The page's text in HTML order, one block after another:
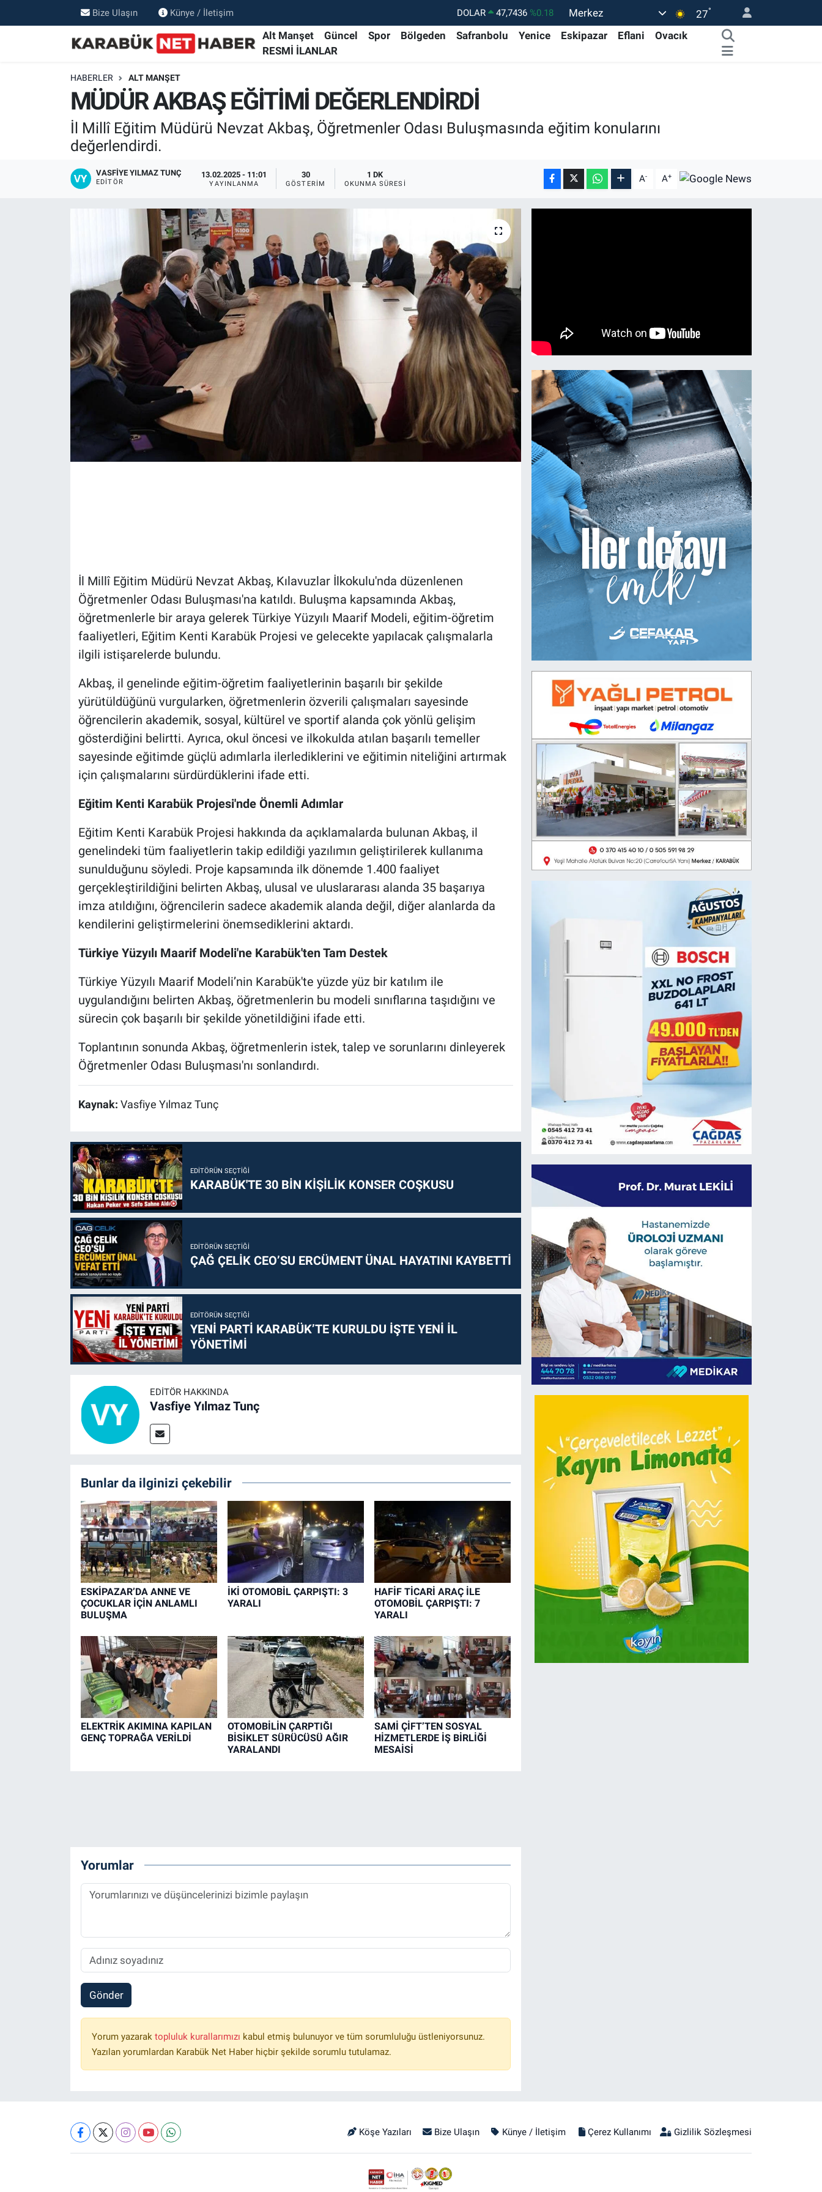
Bize Ulaşın Künye / İletişim DOLAR 47,7436 %0.18
EURO
55,2510 %0.32
BİST100
BITCOIN
64.840,97 %-0.15
Merkez 27°
Alt Manşet Güncel Spor Bölgeden Safranbolu Yenice Eskipazar Eflani
Ovacık
RESMİ İLANLAR
HABERLER ALT MANŞET
MÜDÜR AKBAŞ EĞİTİMİ DEĞERLENDİRDİ
İl Millî Eğitim Müdürü Nevzat Akbaş, Öğretmenler Odası Buluşmasında eğitim konularını
değerlendirdi.
VASFIYE YILMAZ TUNÇ
EDITÖR
13.02.2025 - 11:01
YAYINLANMA
30
GÖSTERIM
1 DK
OKUNMA SÜRESI A- A+
İl Millî Eğitim Müdürü Nevzat Akbaş, Kılavuzlar İlkokulu'nda düzenlenen
Öğretmenler Odası Buluşması'na katıldı. Buluşma kapsamında Akbaş,
öğretmenlerle bir araya gelerek Türkiye Yüzyılı Maarif Modeli, eğitim-öğretim
faaliyetleri, Eğitim Kenti Karabük Projesi ve gelecekte yapılacak çalışmalarla
ilgili istişarelerde bulundu.
Akbaş, il genelinde eğitim-öğretim faaliyetlerinin başarılı bir şekilde
yürütüldüğünü vurgularken, öğretmenlerin özverili çalışmaları sayesinde
öğrencilerin akademik, sosyal, kültürel ve sportif alanda çok yönlü gelişim
gösterdiğini belirtti. Ayrıca, okul öncesi ve ilkokulda atılan başarılı temeller
sayesinde eğitimde güçlü adımlarla ilerlediklerini ve eğitimin niteliğini artırmak
için çalışmalarını sürdürdüklerini ifade etti.
Eğitim Kenti Karabük Projesi'nde Önemli Adımlar
Eğitim Kenti Karabük Projesi hakkında da açıklamalarda bulunan Akbaş, il
genelindeki tüm faaliyetlerin takip edildiği yazılımın geliştirilerek kullanıma
sunulduğunu söyledi. Proje kapsamında ilk dönemde 1.400 faaliyet
gerçekleştirildiğini belirten Akbaş, ulusal ve uluslararası alanda 35 başarıya
imza atıldığını, öğrencilerin sadece akademik alanda değil, diğer alanlarda da
kendilerini geliştirmelerini önemsediklerini aktardı.
Türkiye Yüzyılı Maarif Modeli'ne Karabük'ten Tam Destek
Türkiye Yüzyılı Maarif Modeli’nin Karabük'te yüzde yüz bir katılım ile
uygulandığını belirten Akbaş, öğretmenlerin bu modeli sınıflarına taşıdığını ve
sürecin çok başarılı bir şekilde yönetildiğini ifade etti.
Toplantının sonunda Akbaş, öğretmenlerin istek, talep ve sorunlarını dinleyerek
Öğretmenler Odası Buluşması'nı sonlandırdı.
Kaynak: Vasfiye Yılmaz Tunç
EDITÖRÜN SEÇTIĞI
KARABÜK'TE 30 BİN KİŞİLİK KONSER COŞKUSU
EDITÖRÜN SEÇTIĞI
ÇAĞ ÇELİK CEO’SU ERCÜMENT ÜNAL HAYATINI KAYBETTİ
EDITÖRÜN SEÇTIĞI
YENİ PARTİ KARABÜK’TE KURULDU İŞTE YENİ İL
YÖNETİMİ
EDITÖR HAKKINDA
Vasfiye Yılmaz Tunç
Bunlar da ilginizi çekebilir
ESKİPAZAR’DA ANNE VE
ÇOCUKLAR İÇİN ANLAMLI
BULUŞMA
İKİ OTOMOBİL ÇARPIŞTI: 3
YARALI
HAFİF TİCARİ ARAÇ İLE
OTOMOBİL ÇARPIŞTI: 7
YARALI
ELEKTRİK AKIMINA KAPILAN
GENÇ TOPRAĞA VERİLDİ
OTOMOBİLİN ÇARPTIĞI
BİSİKLET SÜRÜCÜSÜ AĞIR
YARALANDI
SAMİ ÇİFT’TEN SOSYAL
HİZMETLERDE İŞ BİRLİĞİ
MESAİSİ
Yorumlar
Gönder
Yorum yazarak topluluk kurallarımızı kabul etmiş bulunuyor ve tüm sorumluluğu üstleniyorsunuz.
Yazılan yorumlardan Karabük Net Haber hiçbir şekilde sorumlu tutulamaz.
Köşe Yazıları Bize Ulaşın Künye / İletişim Çerez Kullanımı Gizlilik Sözleşmesi